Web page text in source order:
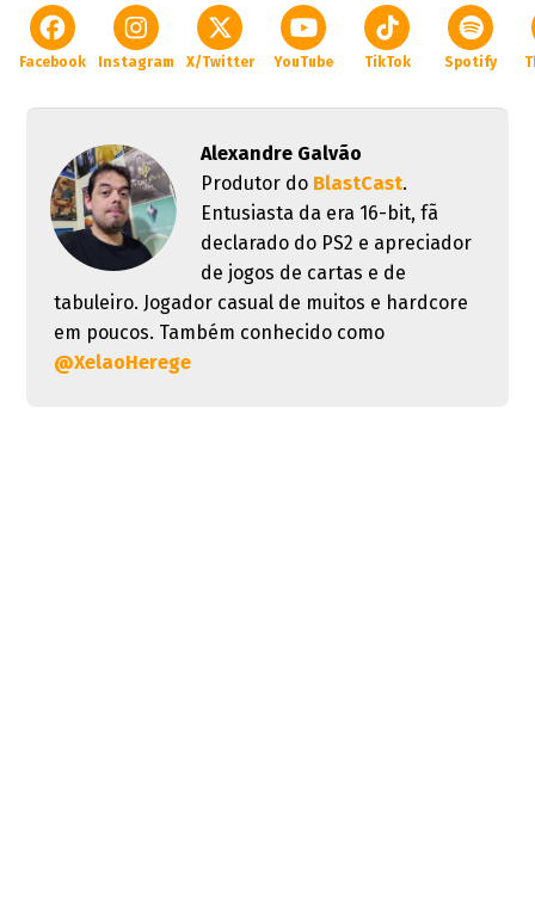
Facebook Instagram X/Twitter YouTube TikTok Spotify
Alexandre Galvão
Produtor do BlastCast.
Entusiasta da era 16-bit, fã
declarado do PS2 e apreciador
de jogos de cartas e de
tabuleiro. Jogador casual de muitos e hardcore
em poucos. Também conhecido como
@XelaoHerege